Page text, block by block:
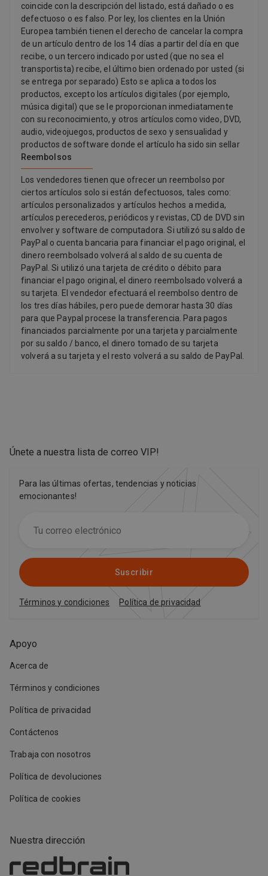
coincide con la descripción del listado, está dañado o es
defectuoso o es falso. Por ley, los clientes en la Unión
Europea también tienen el derecho de cancelar la compra
de un artículo dentro de los 14 días a partir del día en que
recibe, o un tercero indicado por usted (que no sea el
transportista) recibe, el último bien ordenado por usted (si
se entrega por separado) Esto se aplica a todos los
productos, excepto los artículos digitales (por ejemplo,
música digital) que se le proporcionan inmediatamente
con su reconocimiento, y otros artículos como video, DVD,
audio, videojuegos, productos de sexo y sensualidad y
productos de software donde el artículo ha sido sin sellar
Reembolsos
Los vendedores tienen que ofrecer un reembolso por
ciertos artículos solo si están defectuosos, tales como:
artículos personalizados y artículos hechos a medida,
artículos perecederos, periódicos y revistas, CD de DVD sin
envolver y software de computadora. Si utilizó su saldo de
PayPal o cuenta bancaria para financiar el pago original, el
dinero reembolsado volverá al saldo de su cuenta de
PayPal. Si utilizó una tarjeta de crédito o débito para
financiar el pago original, el dinero reembolsado volverá a
su tarjeta. El vendedor efectuará el reembolso dentro de
los tres días hábiles, pero puede demorar hasta 30 días
para que Paypal procese la transferencia. Para pagos
financiados parcialmente por una tarjeta y parcialmente
por su saldo / banco, el dinero tomado de su tarjeta
volverá a su tarjeta y el resto volverá a su saldo de PayPal.
Nuestra dirección
Apoyo
Acerca de
Términos y condiciones
Política de privacidad
Contáctenos
Trabaja con nosotros
Política de devoluciones
Política de cookies
Únete a nuestra lista de correo VIP!
Para las últimas ofertas, tendencias y noticias
emocionantes!
Suscribir
Términos y condiciones Política de privacidad